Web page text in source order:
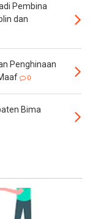
Pembina
dan
Penghinaan
0
Bima